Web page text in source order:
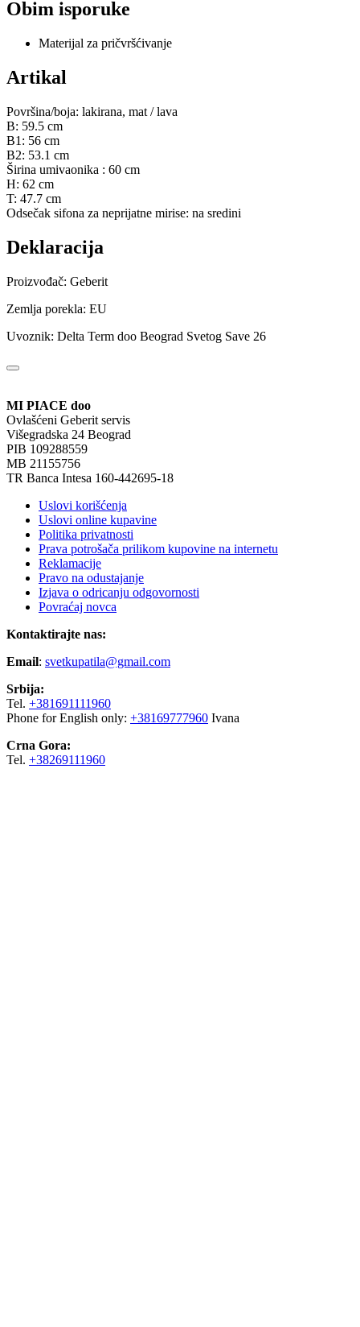
Obim isporuke
Materijal za pričvršćivanje
Artikal
Površina/boja: lakirana, mat / lava
B: 59.5 cm
B1: 56 cm
B2: 53.1 cm
Širina umivaonika : 60 cm
H: 62 cm
T: 47.7 cm
Odsečak sifona za neprijatne mirise: na sredini
Deklaracija
Proizvođač: Geberit
Zemlja porekla: EU
Uvoznik: Delta Term doo Beograd Svetog Save 26
MI PIACE doo
Ovlašćeni Geberit servis
Višegradska 24 Beograd
PIB 109288559
MB 21155756
TR Banca Intesa 160-442695-18
Uslovi korišćenja
Uslovi online kupavine
Politika privatnosti
Prava potrošača prilikom kupovine na internetu
Reklamacije
Pravo na odustajanje
Izjava o odricanju odgovornosti
Povraćaj novca
Kontaktirajte nas:
Email: svetkupatila@gmail.com
Srbija:
Tel. +381691111960
Phone for English only: +38169777960 Ivana
Crna Gora:
Tel. +38269111960